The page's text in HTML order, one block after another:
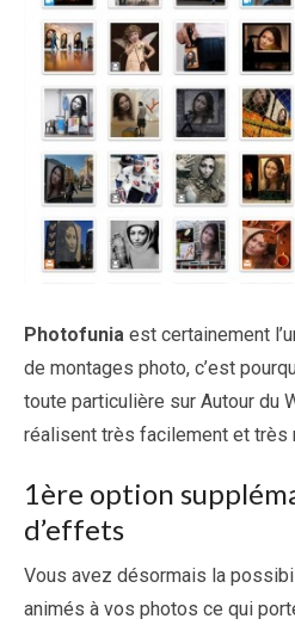
Photofunia est certainement
de montages photo, c’est
toute particulière sur Autour du
réalisent très facilement et très
1ère option
d’effets
Vous avez désormais la
animés à vos photos ce qui